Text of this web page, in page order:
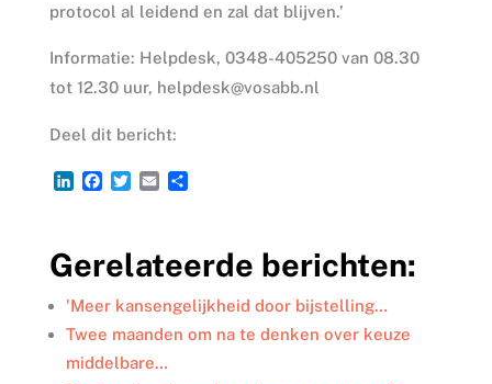
protocol al leidend en zal dat blijven.’
Informatie: Helpdesk, 0348-405250 van 08.30
tot 12.30 uur, helpdesk@vosabb.nl
Deel dit bericht:
L
e
d
I
n
F
b
o
o
k
T
t
e
r
E
l
D
n
Gerelateerde berichten:
'Meer kansengelijkheid door bijstelling…
Twee maanden om na te denken over keuze
middelbare…